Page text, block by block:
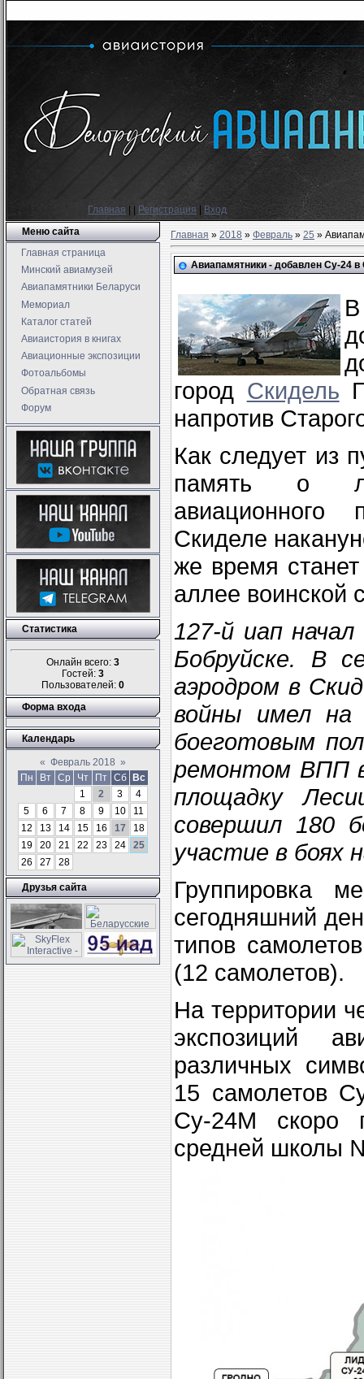
Главная Регистрация
Вход
Меню сайта
Главная страница
Минский авиамузей
Авиапамятники Беларуси
Мемориал
Каталог статей
Авиаистория в книгах
Авиационные экспозиции
Фотоальбомы
Обратная связь
Форум
Статистика
Онлайн всего: 3
Гостей: 3
Пользователей: 0
Форма входа
Календарь
« Февраль 2018 »
Пн
Вт Ср Чт Пт Сб
Вс
1
2 3
4
5
6 7 8 9 10
11
12
13 14 15 16 17
18
19
20 21 22 23 24
25
26
27 28
Друзья сайта
Главная»2018 » Февраль » 25»
Авиапамятники - добавлен Су-24
город Скидель
напротив
Как следует из
память о
авиационного
Скиделе
же время
аллее воинской
127-й иап
Бобруйске. В
аэродром в
войны имел на
боеготовым
ремонтом ВПП
площадку
совершил 180
участие в боях
Группировка
сегодняшний
типов
(12 самолетов).
На территории
экспозиций
различных
15 самолетов
Су-24М скоро
средней школы